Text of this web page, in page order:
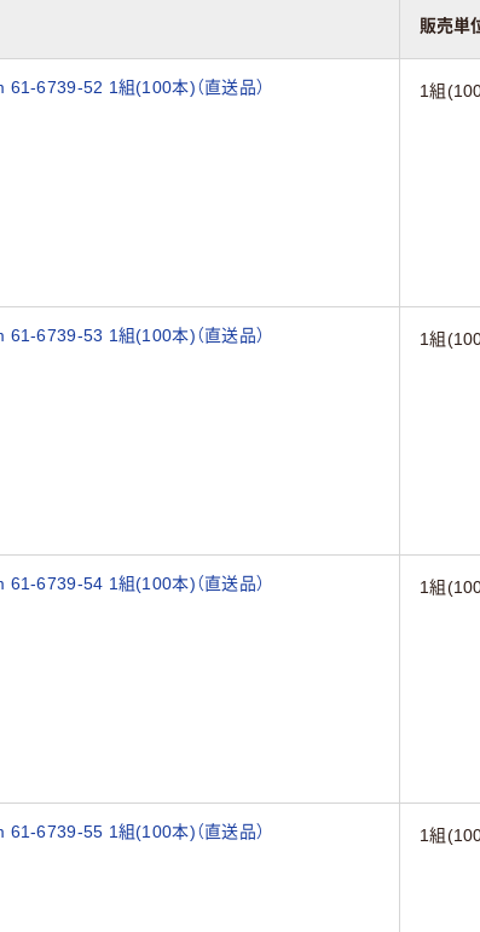
販売単
6739-52 1組(100本)（直送品） 1組
6739-53 1組(100本)（直送品） 1組
6739-54 1組(100本)（直送品） 1組
6739-55 1組(100本)（直送品） 1組